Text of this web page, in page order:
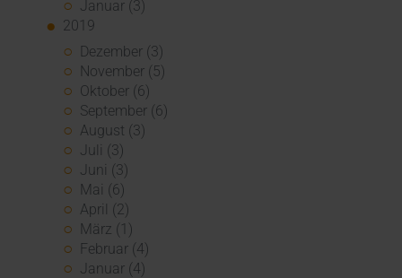
Januar (3)
2019
Dezember (3)
November (5)
Oktober (6)
September (6)
August (3)
Juli (3)
Juni (3)
Mai (6)
April (2)
März (1)
Februar (4)
Januar (4)